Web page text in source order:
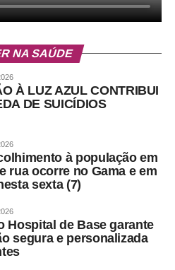
NA SAÚDE
À LUZ AZUL CONTRIBUI
DE SUICÍDIOS
à população em
rua ocorre no Gama e em
sexta (7)
Hospital de Base garante
segura e personalizada